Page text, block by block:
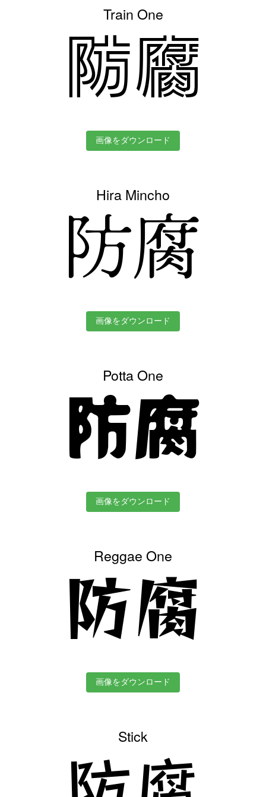
Train One
防腐
画像をダウンロード
Hira Mincho
防腐
画像をダウンロード
Potta One
防腐
画像をダウンロード
Reggae One
防腐
画像をダウンロード
Stick